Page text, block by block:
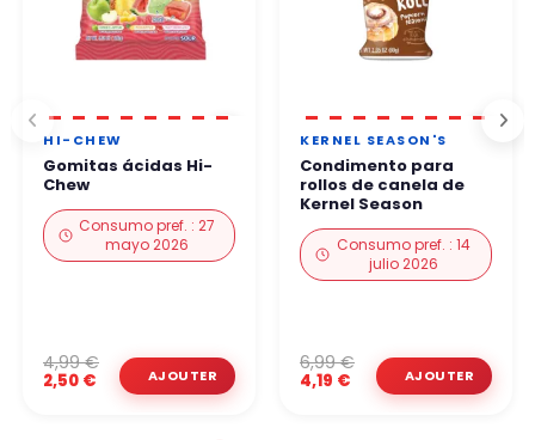
HI-CHEW
Gomitas ácidas Hi-
Chew
Consumo pref. : 27
mayo 2026
2,50 €
4,99 €
KERNEL SEASON'S
Condimento para
rollos de canela de
Kernel Season
Consumo pref. : 14
julio 2026
4,19 €
6,99 €